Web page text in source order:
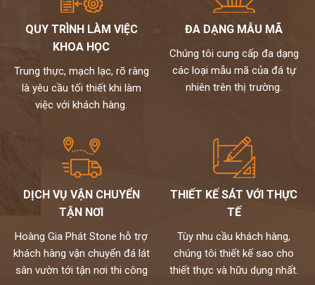
nhạt, trắng bạc (tương khắc)
Đối với gia chủ mệnh Thủy: nên chọn tranh đá màu trắng, ghi,
xám (tương sinh), xanh lam từ đậm đến nhạt. Tránh vàng, nâu
đất, nâu đậm (tương khắc).
Đối với gia chủ mệnh Hỏa: nên chọn đỏ, xanh lá cây, cam (tương
sinh), tránh đen, xanh biển sẫm, xám.
Đối với gia chủ mệnh Thổ: nên chọn tranh đá màu đỏ, tím, hồng,
kho đá hoàng gia phát là nhà phân phối và thi công đá tự nhiên
chuyên nghiệp. Hiện nay, chúng tôi đang sở hữu bộ sưu tập
tranh đá tự nhiên ốp tường cao cấp với nhiều mẫu mã độc đáo
và kích thước đa dạng. Toàn bộ đều được nhập khẩu trực tiếp từ
các nhà cung cấp hàng đầu thế giới và kiểm định kỹ lưỡng theo
một quy trình chuyên nghiệp.
Mọi nhu cầu, xin vui lòng liên hệ Hotline 0972101656 -
QUY TRÌNH LÀM VIỆC
KHOA HỌC
Trung thực, mạch lạc, rõ ràng
là yêu cầu tối thiết khi làm
việc với khách hàng.
ĐA DẠNG MẪU MÃ
Chúng tôi cung cấp đa dạng
các loại mẫu mã của đá tự
nhiên trên thị trường.
DỊCH VỤ VẬN CHUYỂN
TẬN NƠI
Hoàng Gia Phát Stone hỗ trợ
khách hàng vận chuyển đá lát
sân vườn tới tận nơi thi công
THIẾT KẾ SÁT VỚI THỰC
TẾ
Tùy nhu cầu khách hàng,
chúng tôi thiết kế sao cho
thiết thực và hữu dụng nhất.